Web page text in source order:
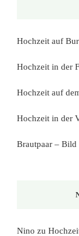
Hochzeit auf
Hochzeit in der
Hochzeit auf
Hochzeit in der
Brautpaar – Bild
Nino zu